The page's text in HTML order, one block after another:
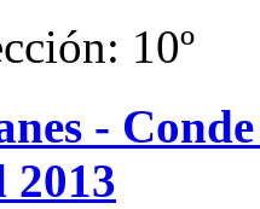
10º
-